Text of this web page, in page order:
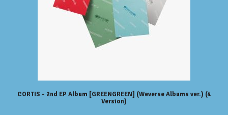
CORTIS - 2nd EP Album [GREENGREEN] (Weverse Albums ver.) (4
Version)